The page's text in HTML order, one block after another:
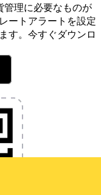
管理に必要なものが
ートアラートを設定
す。今すぐダウンロ